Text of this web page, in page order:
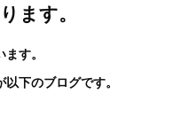
ます。
す。
下のブログです。